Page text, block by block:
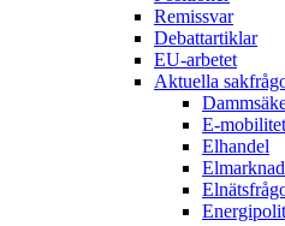
Remissvar
Debattartiklar
EU-arbetet
Aktuella
E-mobilitet
Elhandel
Elmarknad